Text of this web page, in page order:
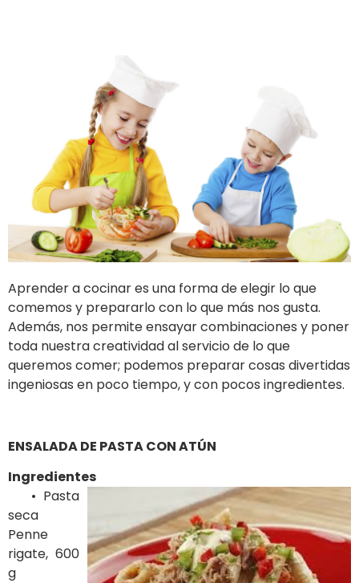
Aprender a cocinar es una forma de elegir lo que
comemos y prepararlo con lo que más nos gusta.
Además, nos permite ensayar combinaciones y poner
toda nuestra creatividad al servicio de lo que
queremos comer; podemos preparar cosas divertidas
ingeniosas en poco tiempo, y con pocos ingredientes.
ENSALADA DE PASTA CON ATÚN
Ingredientes
• Pasta
seca
Penne
rigate, 600
g